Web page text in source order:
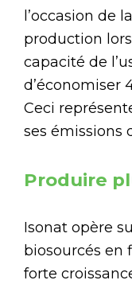
l’occasion de
production
capacité de
d’économiser
Ceci
ses émissions
Produire
Isonat opère
biosourcés en
forte